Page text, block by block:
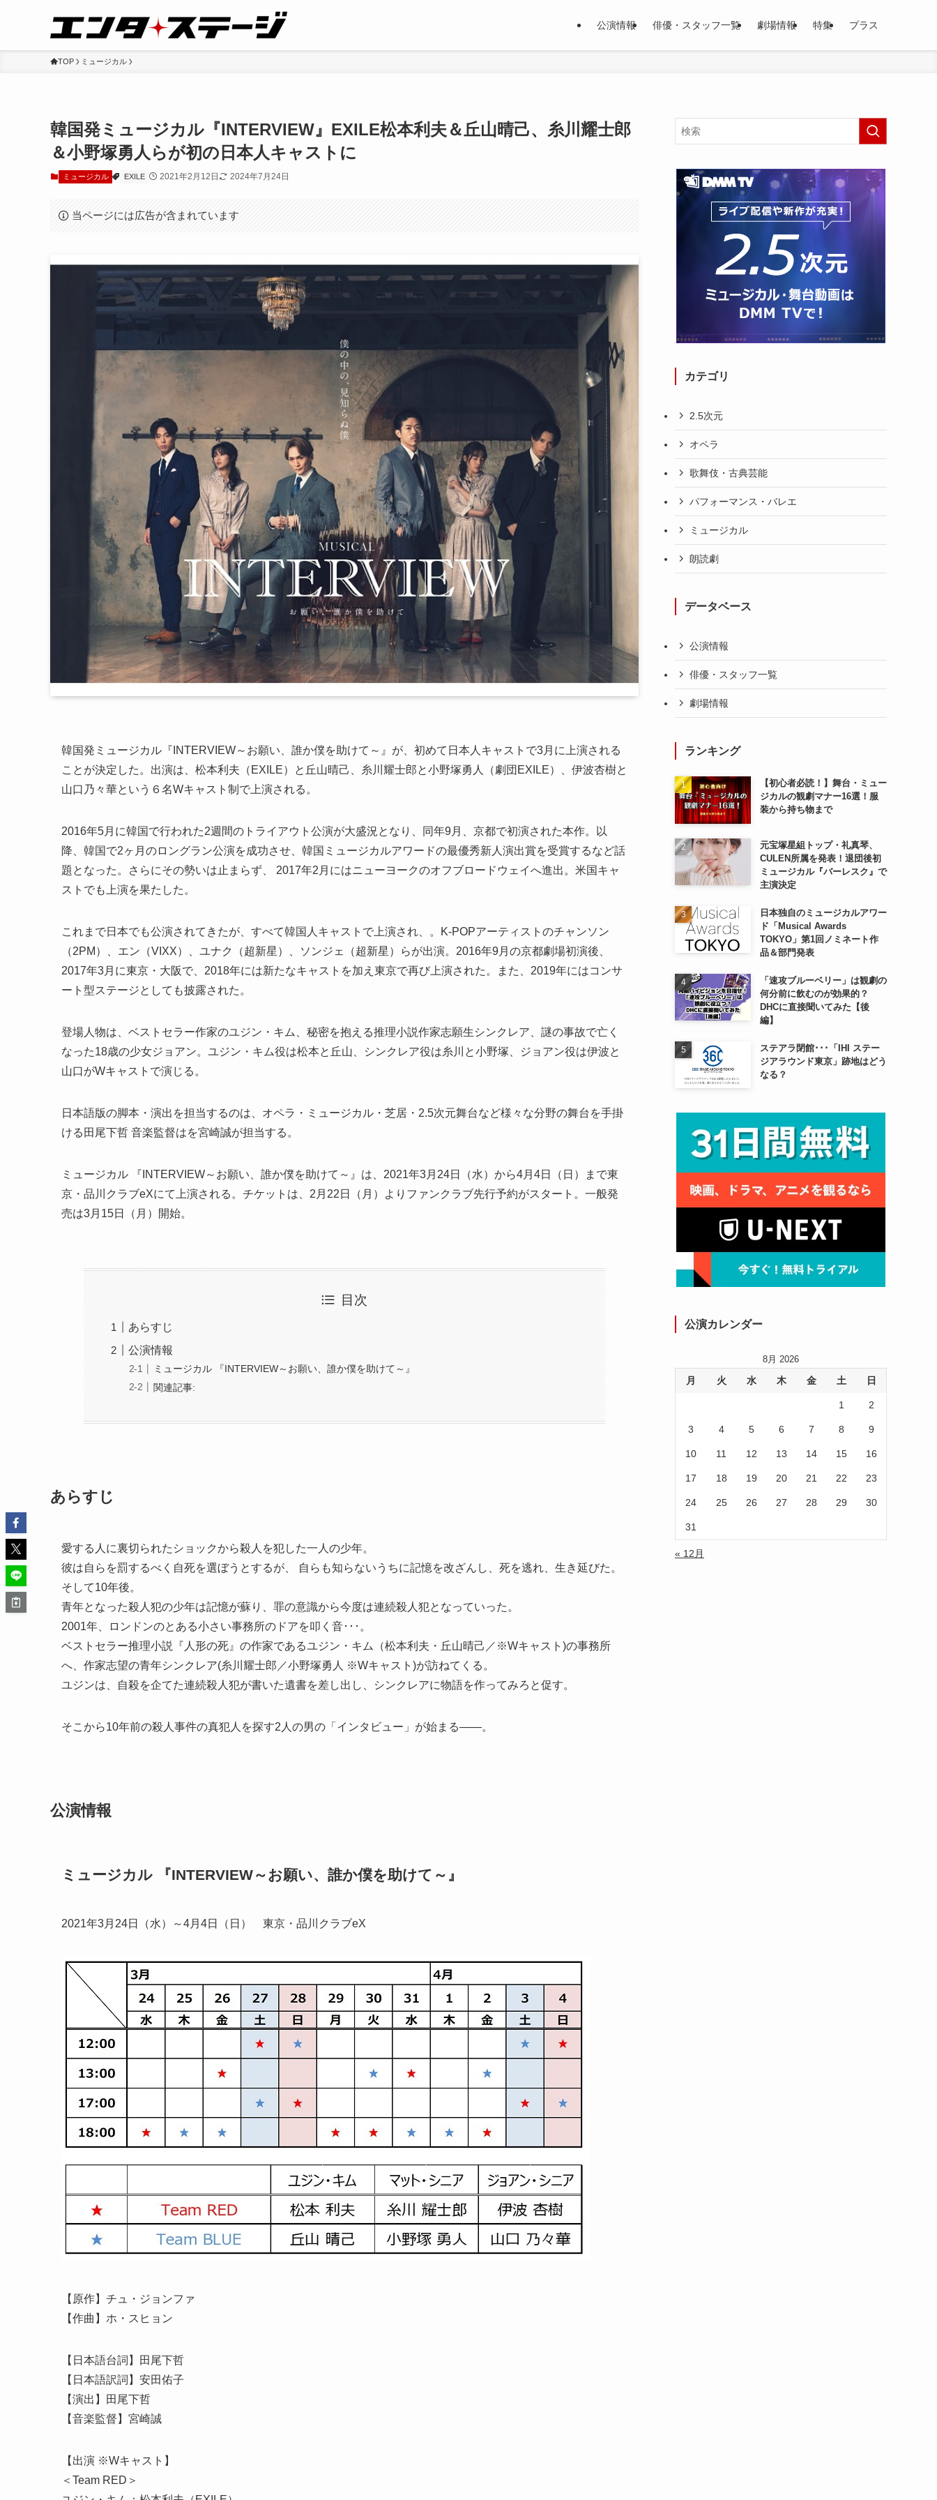
公演情報 俳優・スタッフ一覧 劇場情報 特集 プラス
TOP ミュージカル
韓国発ミュージカル『INTERVIEW』EXILE松本利夫＆丘山晴己、糸川耀士郎
＆小野塚勇人らが初の日本人キャストに
ミュージカル EXILE 2021年2月12日 2024年7月24日
当ページには広告が含まれています
韓国発ミュージカル『INTERVIEW～お願い、誰か僕を助けて～』が、初めて日本人キャストで3月に上演される
ことが決定した。出演は、松本利夫（EXILE）と丘山晴己、糸川耀士郎と小野塚勇人（劇団EXILE）、伊波杏樹と
山口乃々華という６名Wキャスト制で上演される。
2016年5月に韓国で行われた2週間のトライアウト公演が大盛況となり、同年9月、京都で初演された本作。以
降、韓国で2ヶ月のロングラン公演を成功させ、韓国ミュージカルアワードの最優秀新人演出賞を受賞するなど話
題となった。さらにその勢いは止まらず、 2017年2月にはニューヨークのオフブロードウェイへ進出。米国キャ
ストでも上演を果たした。
これまで日本でも公演されてきたが、すべて韓国人キャストで上演され、。K-POPアーティストのチャンソン
（2PM）、エン（VIXX）、ユナク（超新星）、ソンジェ（超新星）らが出演。2016年9月の京都劇場初演後、
2017年3月に東京・大阪で、2018年には新たなキャストを加え東京で再び上演された。また、2019年にはコンサ
ート型ステージとしても披露された。
登場人物は、ベストセラー作家のユジン・キム、秘密を抱える推理小説作家志願生シンクレア、謎の事故で亡く
なった18歳の少女ジョアン。ユジン・キム役は松本と丘山、シンクレア役は糸川と小野塚、ジョアン役は伊波と
山口がWキャストで演じる。
日本語版の脚本・演出を担当するのは、オペラ・ミュージカル・芝居・2.5次元舞台など様々な分野の舞台を手掛
ける田尾下哲 音楽監督はを宮崎誠が担当する。
ミュージカル 『INTERVIEW～お願い、誰か僕を助けて～』は、2021年3月24日（水）から4月4日（日）まで東
京・品川クラブeXにて上演される。チケットは、2月22日（月）よりファンクラブ先行予約がスタート。一般発
売は3月15日（月）開始。
目次
あらすじ
公演情報
ミュージカル 『INTERVIEW～お願い、誰か僕を助けて～』
関連記事:
あらすじ
愛する人に裏切られたショックから殺人を犯した一人の少年。
彼は自らを罰するべく自死を選ぼうとするが、 自らも知らないうちに記憶を改ざんし、死を逃れ、生き延びた。
そして10年後。
青年となった殺人犯の少年は記憶が蘇り、罪の意識から今度は連続殺人犯となっていった。
2001年、ロンドンのとある小さい事務所のドアを叩く音･･･。
ベストセラー推理小説『人形の死』の作家であるユジン・キム（松本利夫・丘山晴己／※Wキャスト)の事務所
へ、作家志望の青年シンクレア(糸川耀士郎／小野塚勇人 ※Wキャスト)が訪ねてくる。
ユジンは、自殺を企てた連続殺人犯が書いた遺書を差し出し、シンクレアに物語を作ってみろと促す。
そこから10年前の殺人事件の真犯人を探す2人の男の「インタビュー」が始まる――。
公演情報
ミュージカル 『INTERVIEW～お願い、誰か僕を助けて～』
2021年3月24日（水）～4月4日（日） 東京・品川クラブeX
【原作】チュ・ジョンファ
【作曲】ホ・スヒョン
【日本語台詞】田尾下哲
【日本語訳詞】安田佑子
【演出】田尾下哲
【音楽監督】宮崎誠
【出演 ※Wキャスト】
＜Team RED＞
カテゴリ
2.5次元
オペラ
歌舞伎・古典芸能
パフォーマンス・バレエ
ミュージカル
朗読劇
データベース
公演情報
俳優・スタッフ一覧
劇場情報
ランキング
【初心者必読！】舞台・ミュー
ジカルの観劇マナー16選！服
装から持ち物まで
元宝塚星組トップ・礼真琴、
CULEN所属を発表！退団後初
ミュージカル『バーレスク』で
主演決定
日本独自のミュージカルアワー
ド「Musical Awards
TOKYO」第1回ノミネート作
品＆部門発表
「速攻ブルーベリー」は観劇の
何分前に飲むのが効果的？
DHCに直接聞いてみた【後
編】
ステアラ閉館･･･「IHI ステー
ジアラウンド東京」跡地はどう
なる？
公演カレンダー
8月 2026
月 火 水 木 金 土 日
1 2
3 4 5 6 7 8 9
10 11 12 13 14 15 16
17 18 19 20 21 22 23
24 25 26 27 28 29 30
31
« 12月